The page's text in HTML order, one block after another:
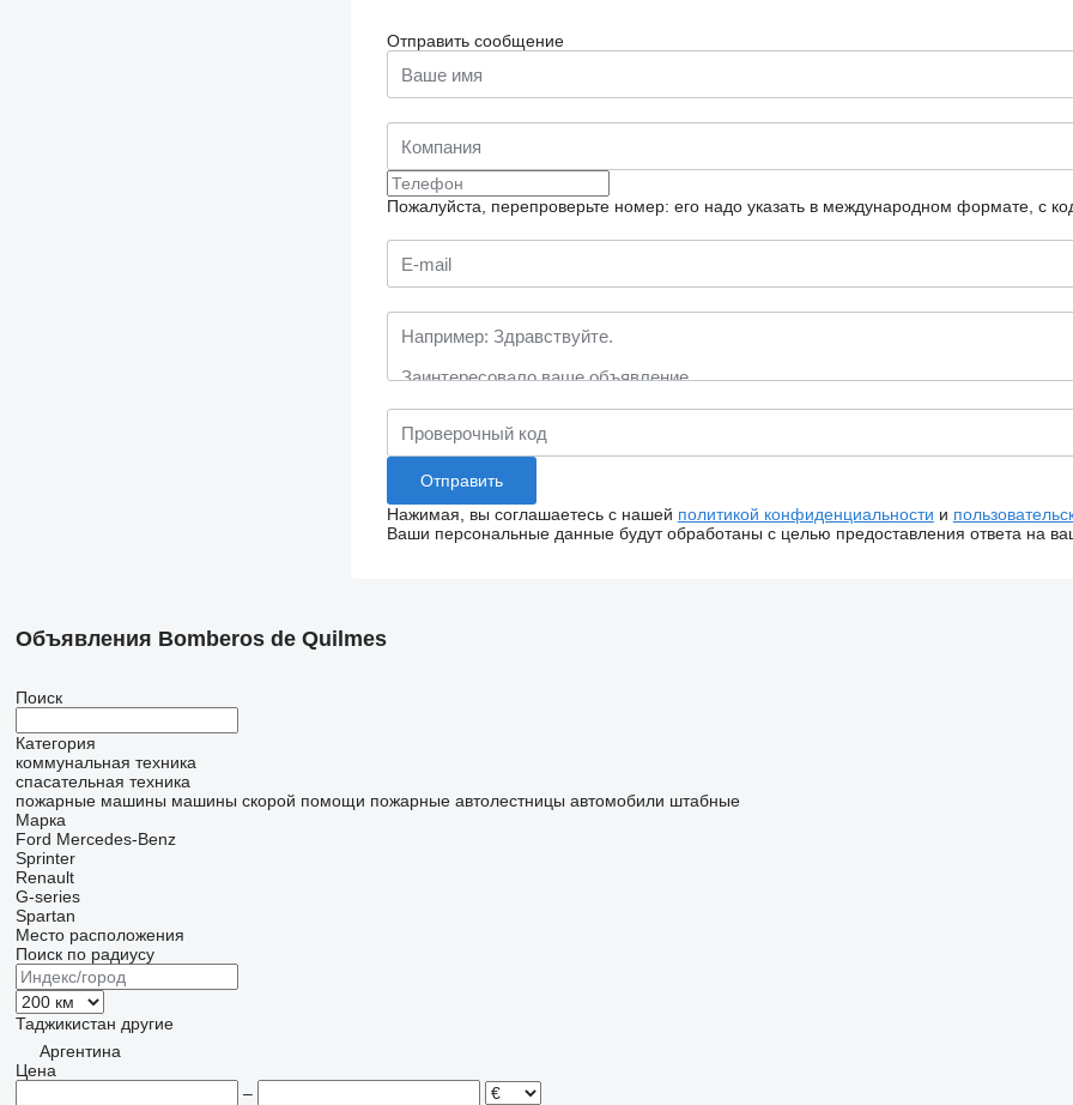
Отправить сообщение
Пожалуйста, перепроверьте номер: его надо указать в международном формате, с
Нажимая, вы соглашаетесь с нашей политикой конфиденциальности и
Ваши персональные данные будут обработаны с целью предоставления ответа на
Объявления Bomberos de Quilmes
Поиск
Категория
коммунальная техника
спасательная техника
пожарные машины машины скорой помощи пожарные автолестницы автомобили штабные
Марка
Ford Mercedes-Benz
Sprinter
Renault
G-series
Spartan
Место расположения
Поиск по радиусу
Таджикистан другие
Аргентина
Цена
–